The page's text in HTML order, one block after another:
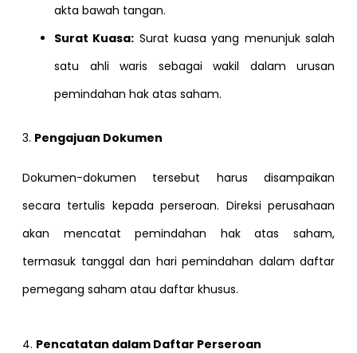
akta bawah tangan.
Surat Kuasa: Surat kuasa yang menunjuk salah
satu ahli waris sebagai wakil dalam urusan
pemindahan hak atas saham.
3. Pengajuan Dokumen
Dokumen-dokumen tersebut harus disampaikan
secara tertulis kepada perseroan. Direksi perusahaan
akan mencatat pemindahan hak atas saham,
termasuk tanggal dan hari pemindahan dalam daftar
pemegang saham atau daftar khusus.
4. Pencatatan dalam Daftar Perseroan